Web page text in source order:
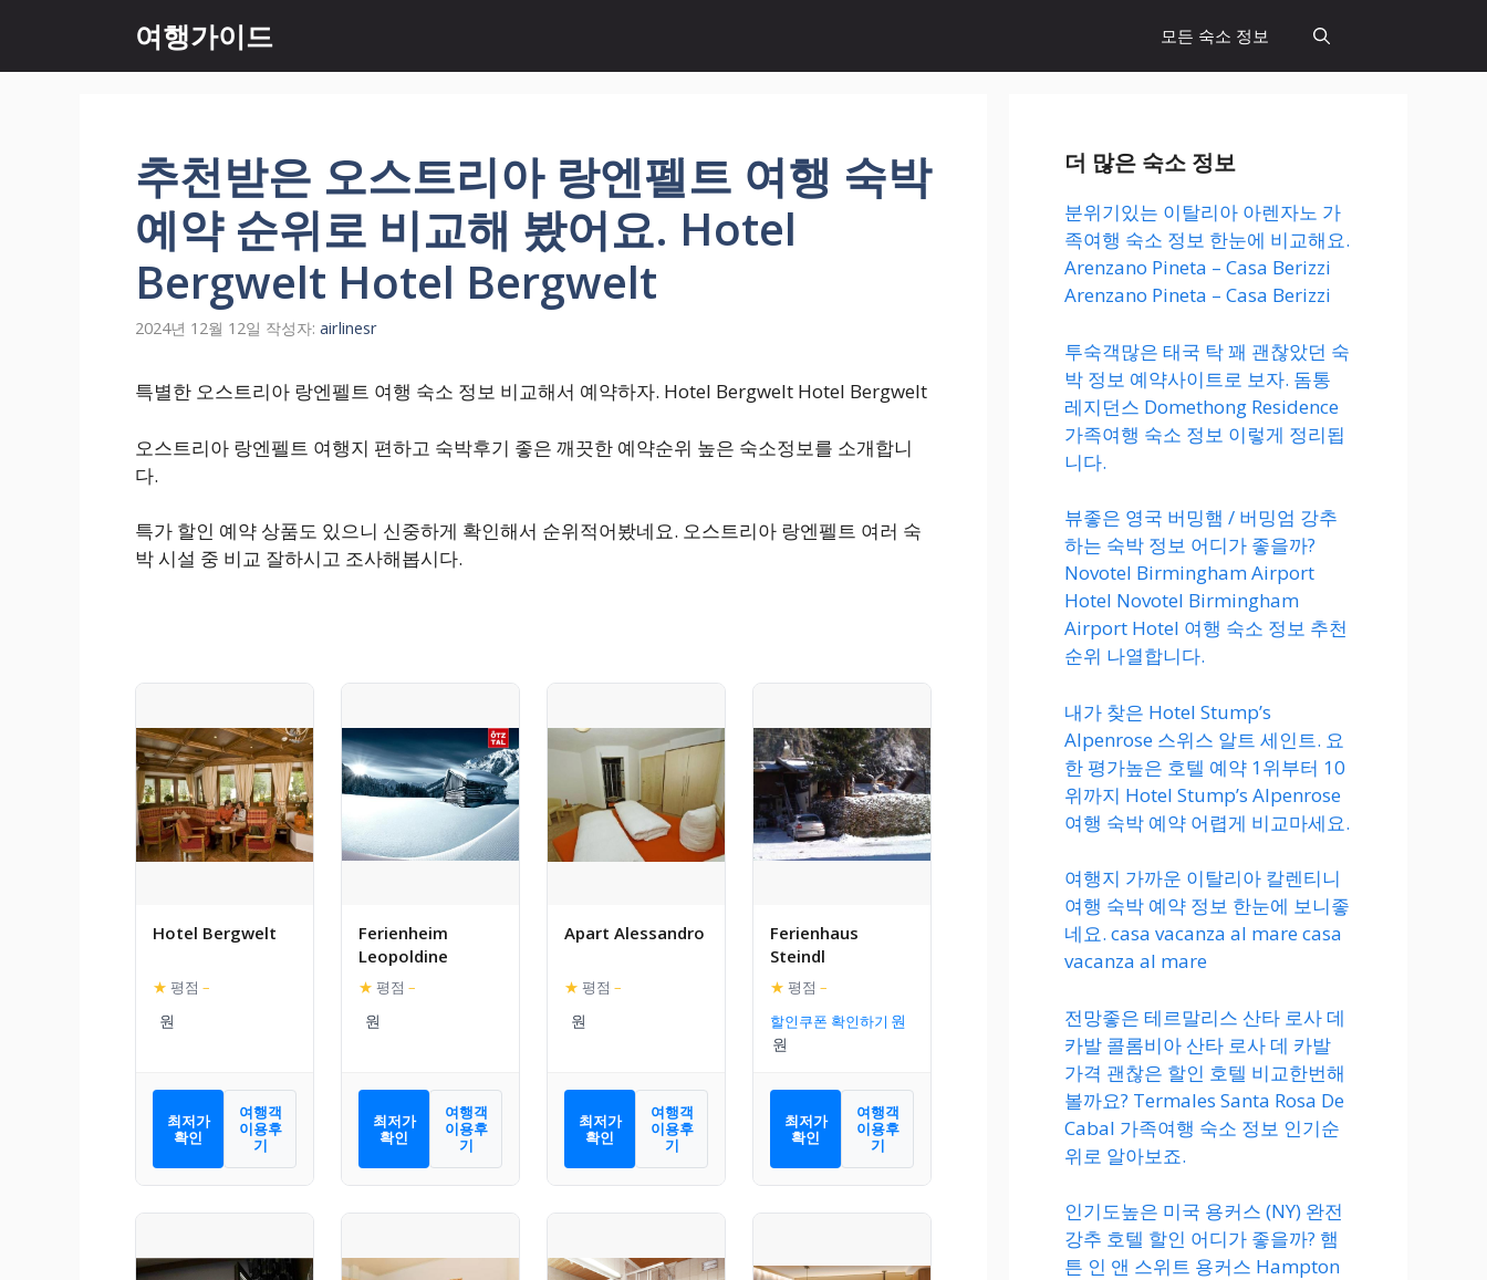
츠
여행가이드 모든 숙소 정보
추천받은 오스트리아 랑엔펠트 여행 숙박
예약 순위로 비교해 봤어요. Hotel
Bergwelt Hotel Bergwelt
2024년 12월 12일 작성자: airlinesr
특별한 오스트리아 랑엔펠트 여행 숙소 정보 비교해서 예약하자. Hotel Bergwelt Hotel Bergwelt
오스트리아 랑엔펠트 여행지 편하고 숙박후기 좋은 깨끗한 예약순위 높은 숙소정보를 소개합니
다.
특가 할인 예약 상품도 있으니 신중하게 확인해서 순위적어봤네요. 오스트리아 랑엔펠트 여러 숙
박 시설 중 비교 잘하시고 조사해봅시다.
Hotel Bergwelt
★ 평점 –
최저가
확인
여행객
이용후
기
Ferienheim
Leopoldine
★ 평점 –
최저가
확인
여행객
이용후
기
Apart Alessandro
★ 평점 –
최저가
확인
여행객
이용후
기
Ferienhaus
Steindl
★ 평점 –
할인쿠폰 확인하기
최저가
확인
여행객
이용후
기
더 많은 숙소 정보
분위기있는 이탈리아 아렌자노 가
족여행 숙소 정보 한눈에 비교해요.
Arenzano Pineta – Casa Berizzi
Arenzano Pineta – Casa Berizzi
투숙객많은 태국 탁 꽤 괜찮았던 숙
박 정보 예약사이트로 보자. 돔통
레지던스 Domethong Residence
가족여행 숙소 정보 이렇게 정리됩
니다.
뷰좋은 영국 버밍햄 / 버밍엄 강추
하는 숙박 정보 어디가 좋을까?
Novotel Birmingham Airport
Hotel Novotel Birmingham
Airport Hotel 여행 숙소 정보 추천
순위 나열합니다.
내가 찾은 Hotel Stump’s
Alpenrose 스위스 알트 세인트. 요
한 평가높은 호텔 예약 1위부터 10
위까지 Hotel Stump’s Alpenrose
여행 숙박 예약 어렵게 비교마세요.
여행지 가까운 이탈리아 칼렌티니
여행 숙박 예약 정보 한눈에 보니좋
네요. casa vacanza al mare casa
vacanza al mare
전망좋은 테르말리스 산타 로사 데
카발 콜롬비아 산타 로사 데 카발
가격 괜찮은 할인 호텔 비교한번해
볼까요? Termales Santa Rosa De
Cabal 가족여행 숙소 정보 인기순
위로 알아보죠.
인기도높은 미국 용커스 (NY) 완전
강추 호텔 할인 어디가 좋을까? 햄
튼 인 앤 스위트 용커스 Hampton